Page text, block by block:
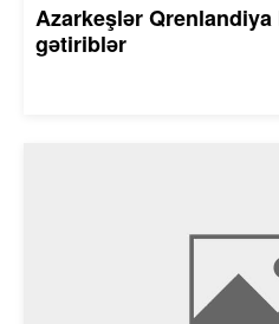
Azarkeşlər Qrenlandiya
gətiriblər